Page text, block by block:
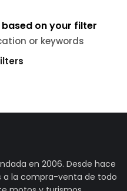
on your filter
or keywords
en 2006. Desde hace
a la compra-venta de todo